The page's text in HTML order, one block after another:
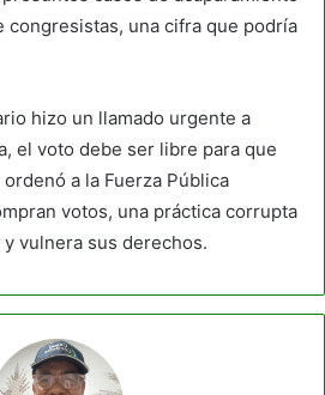
congresistas, una cifra que podría
hizo un llamado urgente a
el voto debe ser libre para que
a la Fuerza Pública
votos, una práctica corrupta
vulnera sus derechos.